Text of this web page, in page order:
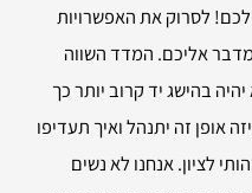
לסרוק את האפשרויות
מדבר אליכם. המדד השווה
בהישג יד קרוב יותר כך
אופן זה יתנהל ואיך תעדיפו
לציון. אנחנו לא נשים